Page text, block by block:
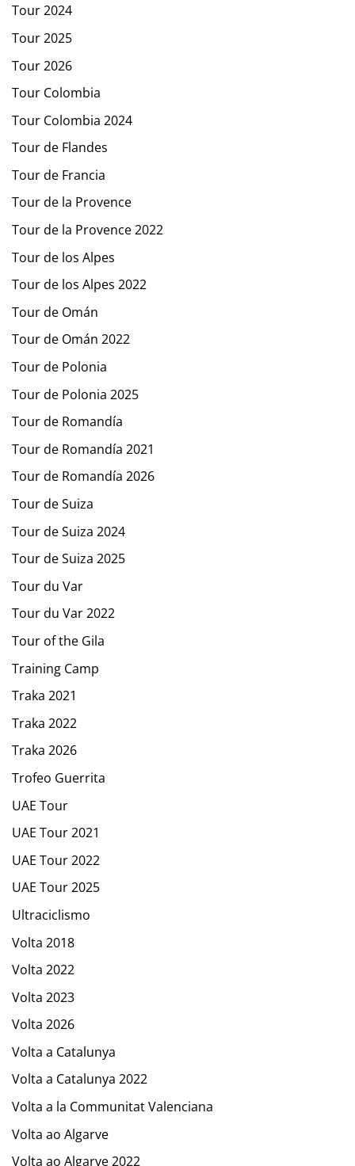
Tour 2024
Tour 2025
Tour 2026
Tour Colombia
Tour Colombia 2024
Tour de Flandes
Tour de Francia
Tour de la Provence
Tour de la Provence 2022
Tour de los Alpes
Tour de los Alpes 2022
Tour de Omán
Tour de Omán 2022
Tour de Polonia
Tour de Polonia 2025
Tour de Romandía
Tour de Romandía 2021
Tour de Romandía 2026
Tour de Suiza
Tour de Suiza 2024
Tour de Suiza 2025
Tour du Var
Tour du Var 2022
Tour of the Gila
Training Camp
Traka 2021
Traka 2022
Traka 2026
Trofeo Guerrita
UAE Tour
UAE Tour 2021
UAE Tour 2022
UAE Tour 2025
Ultraciclismo
Volta 2018
Volta 2022
Volta 2023
Volta 2026
Volta a Catalunya
Volta a Catalunya 2022
Volta a la Communitat Valenciana
Volta ao Algarve
Volta ao Algarve 2022